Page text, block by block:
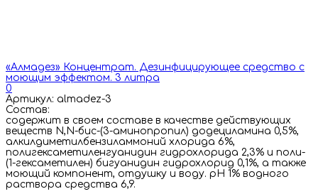
«Алмадез» Концентрат. Дезинфицирующее средство с
моющим эффектом. 3 литра
0
Артикул: almadez-3
Состав:
cодержит в своем составе в качестве действующих
веществ N,N-бис-(3-аминопропил) додециламина 0,5%,
алкилдиметилбензиламмоний хлорида 6%,
полигексаметиленгуанидин гидрохлорида 2,3% и поли-
(1-гексаметилен) бигуанидин гидрохлорид 0,1%, а также
моющий компонент, отдушку и воду. рН 1% водного
раствора средства 6,9.